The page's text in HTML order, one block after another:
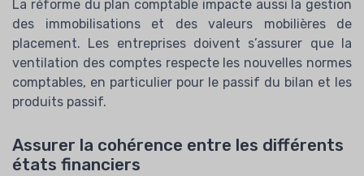
La réforme du plan comptable impacte aussi la gestion
des immobilisations et des valeurs mobilières de
placement. Les entreprises doivent s’assurer que la
ventilation des comptes respecte les nouvelles normes
comptables, en particulier pour le passif du bilan et les
produits passif.
Assurer la cohérence entre les différents
états financiers